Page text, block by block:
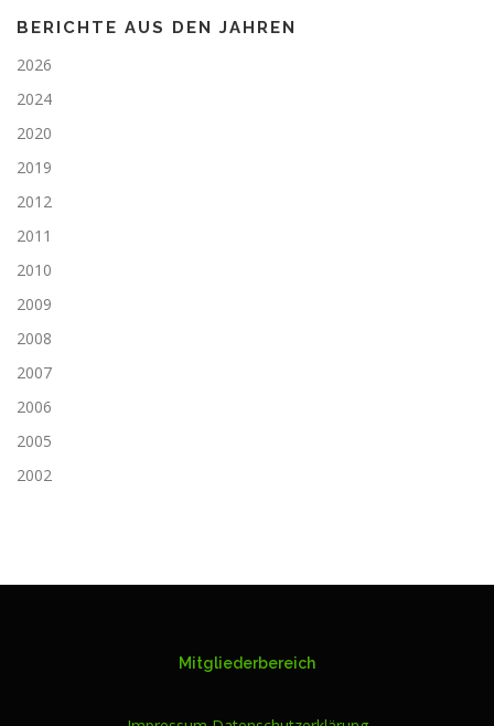
BERICHTE AUS DEN JAHREN
2026
2024
2020
2019
2012
2011
2010
2009
2008
2007
2006
2005
2002
Mitgliederbereich